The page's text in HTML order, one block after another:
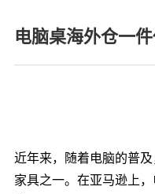
电脑桌海外仓一
近年来，随着电脑的普
家具之一。在亚马逊上